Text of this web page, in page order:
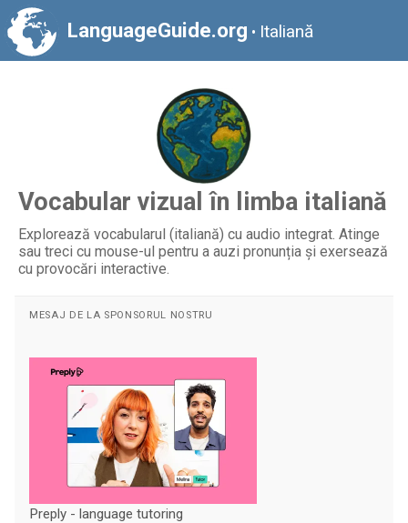
LanguageGuide.org • Italiană
Vocabular vizual în limba italiană
Explorează vocabularul (italiană) cu audio integrat. Atinge
sau treci cu mouse-ul pentru a auzi pronunția și exersează
cu provocări interactive.
MESAJ DE LA SPONSORUL NOSTRU
Preply - language tutoring